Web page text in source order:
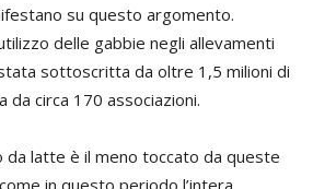
su questo argomento.
delle gabbie negli allevamenti
sottoscritta da oltre 1,5 milioni di
da circa 170 associazioni.
da latte è il meno toccato da queste